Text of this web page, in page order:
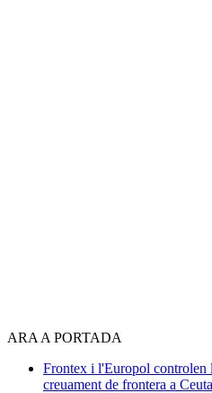
ARA A PORTADA
Frontex i l'Europol controlen
creuament de frontera a